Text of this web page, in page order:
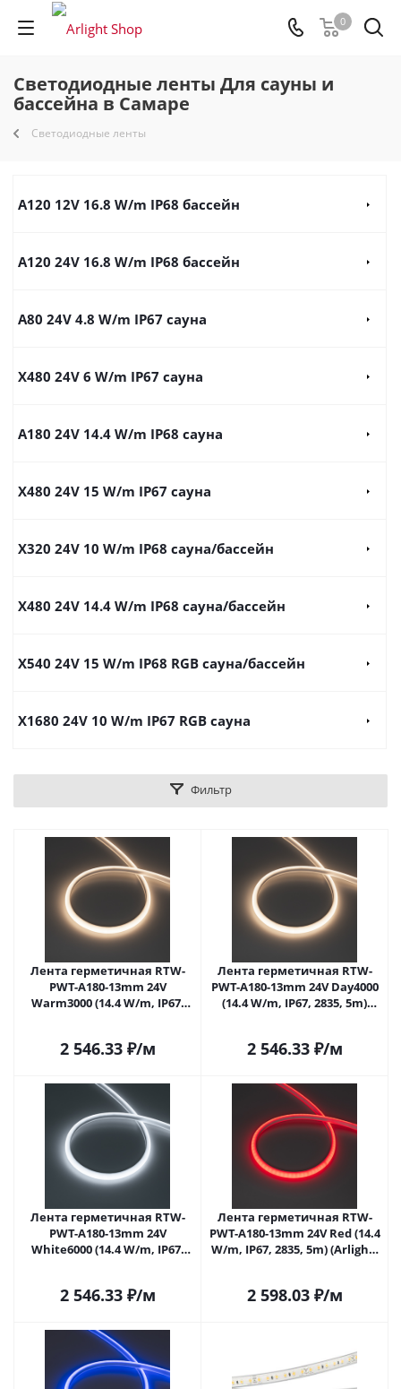
0
Светодиодные ленты Для сауны и
бассейна в Самаре
Светодиодные ленты
A120 12V 16.8 W/m IP68 бассейн
A120 24V 16.8 W/m IP68 бассейн
A80 24V 4.8 W/m IP67 сауна
X480 24V 6 W/m IP67 сауна
A180 24V 14.4 W/m IP68 сауна
X480 24V 15 W/m IP67 сауна
X320 24V 10 W/m IP68 сауна/бассейн
X480 24V 14.4 W/m IP68 сауна/бассейн
X540 24V 15 W/m IP68 RGB сауна/бассейн
X1680 24V 10 W/m IP67 RGB сауна
Фильтр
Лента герметичная RTW-
PWT-A180-13mm 24V
Warm3000 (14.4 W/m, IP67,
2 546.33₽/м
Лента герметичная RTW-
PWT-A180-13mm 24V Day4000
(14.4 W/m, IP67, 2835, 5m)
2 546.33₽/м
Лента герметичная RTW-
PWT-A180-13mm 24V
White6000 (14.4 W/m, IP67,
2 546.33₽/м
Лента герметичная RTW-
PWT-A180-13mm 24V Red (14.4
W/m, IP67, 2835, 5m) (Arlight,
2 598.03₽/м